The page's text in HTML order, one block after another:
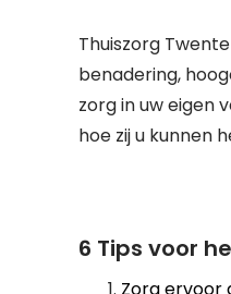
Thuiszorg
benadering,
zorg in uw eigen
hoe zij u kunnen
6 Tips voor